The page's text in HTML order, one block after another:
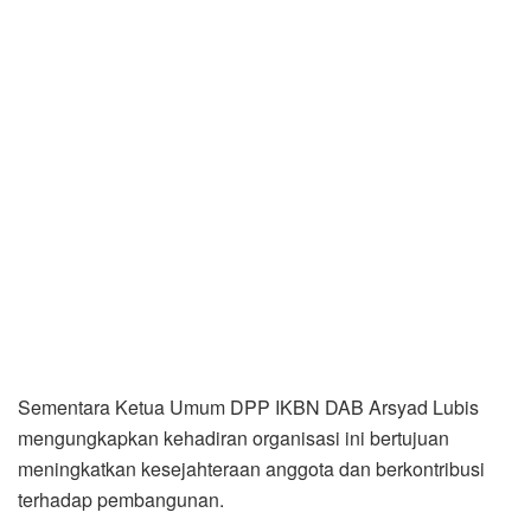
Sementara Ketua Umum DPP IKBN DAB Arsyad Lubis
mengungkapkan kehadiran organisasi ini bertujuan
meningkatkan kesejahteraan anggota dan berkontribusi
terhadap pembangunan.